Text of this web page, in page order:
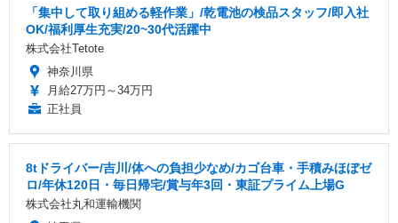
「集中して取り組める軽作業」/乾電池の検品スタッフ/即入社
OK/福利厚生充実/20~30代活躍中
株式会社Tetote
神奈川県
月給27万円～34万円
正社員
8tドライバー/吉川/体への負担少なめ/カゴ台車・手積みほぼゼ
ロ/年休120日・毎日帰宅/賞与年3回・東証プライム上場G
株式会社丸和運輸機関